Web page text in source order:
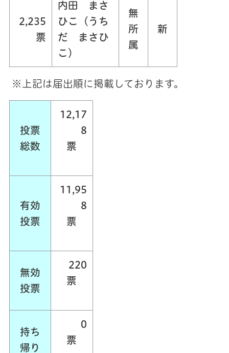
2,235
票
内田 まさ
ひこ（うち
だ まさひ
こ）
無
所
属
新
※上記は届出順に掲載しております。
投票
総数
12,17
8
票
有効
投票
11,95
8
票
無効
投票
220
票
持ち
帰り
0
票